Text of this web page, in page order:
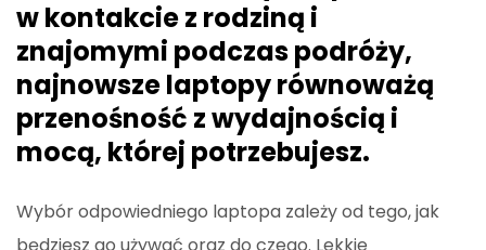
w kontakcie z rodziną i
znajomymi podczas podróży,
najnowsze laptopy równoważą
przenośność z wydajnością i
mocą, której potrzebujesz.
Wybór odpowiedniego laptopa zależy od tego, jak